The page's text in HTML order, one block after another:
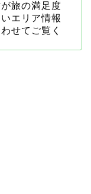
旅の満足度
エリア情報
せてご覧く